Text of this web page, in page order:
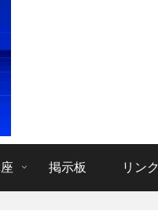
掲示板 リンク